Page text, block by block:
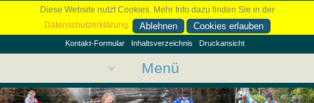
Diese Website nutzt Cookies. Mehr Info dazu finden Sie in der
Datenschutzerklärung. Ablehnen Cookies erlauben
Kontakt-Formular Inhaltsverzeichnis Druckansicht
Menü